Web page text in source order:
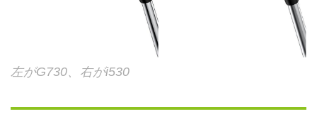
左がG730、右がi530